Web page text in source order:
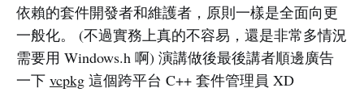
依賴的套件開發者和維護者，原則一樣是全面向更
一般化。 (不過實務上真的不容易，還是非常多情況
需要用 Windows.h 啊) 演講做後最後講者順邊廣告
一下 vcpkg 這個跨平台 C++ 套件管理員 XD